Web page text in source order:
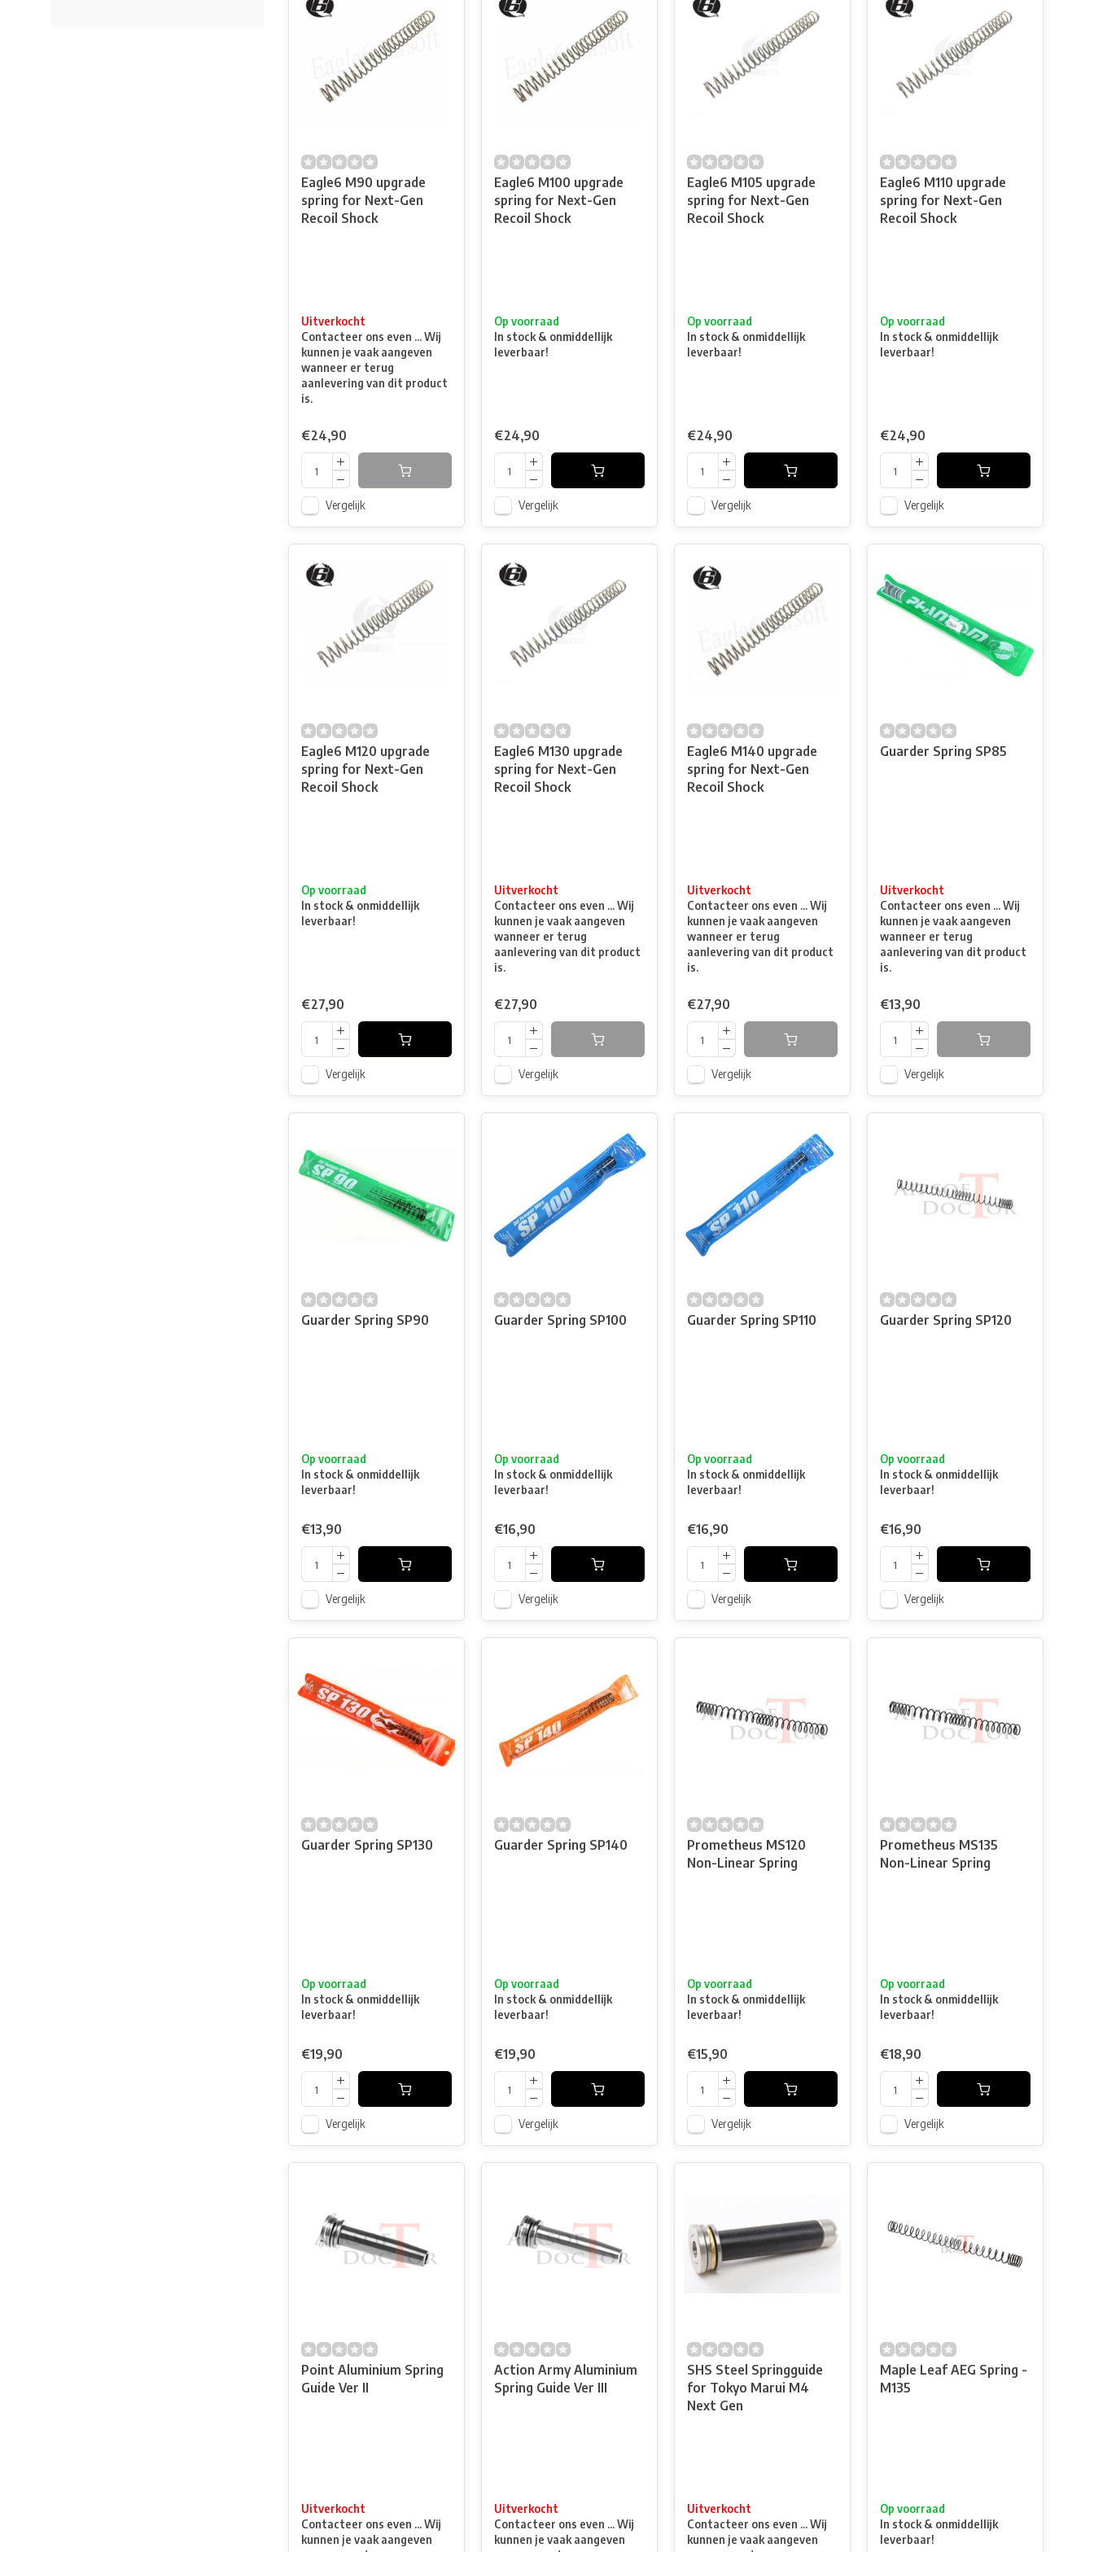
Eagle6 M90 upgrade
spring for Next-Gen
Recoil Shock
Uitverkocht
Contacteer ons even ... Wij
kunnen je vaak aangeven
wanneer er terug
aanlevering van dit product
is.
€24,90
Vergelijk
Eagle6 M100 upgrade
spring for Next-Gen
Recoil Shock
Op voorraad
In stock & onmiddellijk
leverbaar!
€24,90
Vergelijk
Eagle6 M105 upgrade
spring for Next-Gen
Recoil Shock
Op voorraad
In stock & onmiddellijk
leverbaar!
€24,90
Vergelijk
Eagle6 M110 upgrade
spring for Next-Gen
Recoil Shock
Op voorraad
In stock & onmiddellijk
leverbaar!
€24,90
Vergelijk
Eagle6 M120 upgrade
spring for Next-Gen
Recoil Shock
Op voorraad
In stock & onmiddellijk
leverbaar!
€27,90
Vergelijk
Eagle6 M130 upgrade
spring for Next-Gen
Recoil Shock
Uitverkocht
Contacteer ons even ... Wij
kunnen je vaak aangeven
wanneer er terug
aanlevering van dit product
is.
€27,90
Vergelijk
Eagle6 M140 upgrade
spring for Next-Gen
Recoil Shock
Uitverkocht
Contacteer ons even ... Wij
kunnen je vaak aangeven
wanneer er terug
aanlevering van dit product
is.
€27,90
Vergelijk
Guarder Spring SP85
Uitverkocht
Contacteer ons even ... Wij
kunnen je vaak aangeven
wanneer er terug
aanlevering van dit product
is.
€13,90
Vergelijk
Guarder Spring SP90
Op voorraad
In stock & onmiddellijk
leverbaar!
€13,90
Vergelijk
Guarder Spring SP100
Op voorraad
In stock & onmiddellijk
leverbaar!
€16,90
Vergelijk
Guarder Spring SP110
Op voorraad
In stock & onmiddellijk
leverbaar!
€16,90
Vergelijk
Guarder Spring SP120
Op voorraad
In stock & onmiddellijk
leverbaar!
€16,90
Vergelijk
Guarder Spring SP130
Op voorraad
In stock & onmiddellijk
leverbaar!
€19,90
Vergelijk
Guarder Spring SP140
Op voorraad
In stock & onmiddellijk
leverbaar!
€19,90
Vergelijk
Prometheus MS120
Non-Linear Spring
Op voorraad
In stock & onmiddellijk
leverbaar!
€15,90
Vergelijk
Prometheus MS135
Non-Linear Spring
Op voorraad
In stock & onmiddellijk
leverbaar!
€18,90
Vergelijk
Point Aluminium Spring
Guide Ver II
Uitverkocht
Contacteer ons even ... Wij
kunnen je vaak aangeven
Action Army Aluminium
Spring Guide Ver III
Uitverkocht
Contacteer ons even ... Wij
kunnen je vaak aangeven
SHS Steel Springguide
for Tokyo Marui M4
Next Gen
Uitverkocht
Contacteer ons even ... Wij
kunnen je vaak aangeven
Maple Leaf AEG Spring -
M135
Op voorraad
In stock & onmiddellijk
leverbaar!